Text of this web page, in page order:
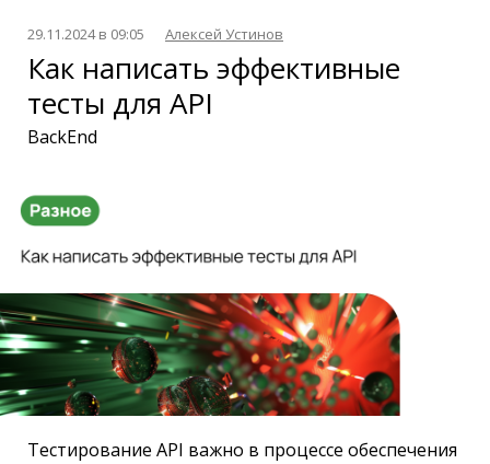
29.11.2024 в 09:05 Алексей Устинов
Как написать эффективные
тесты для API
BackEnd
Тестирование API важно в процессе обеспечения